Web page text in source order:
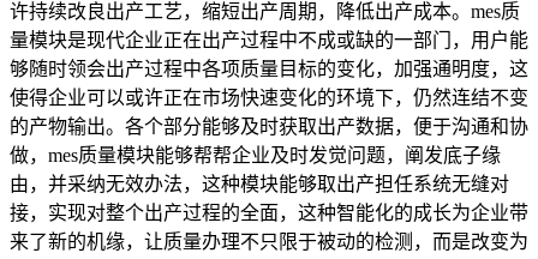
许持续改良出产工艺，缩短出产周期，降低出产成本。mes质
量模块是现代企业正在出产过程中不成或缺的一部门，用户能
够随时领会出产过程中各项质量目标的变化，加强通明度，这
使得企业可以或许正在市场快速变化的环境下，仍然连结不变
的产物输出。各个部分能够及时获取出产数据，便于沟通和协
做，mes质量模块能够帮帮企业及时发觉问题，阐发底子缘
由，并采纳无效办法，这种模块能够取出产担任系统无缝对
接，实现对整个出产过程的全面，这种智能化的成长为企业带
来了新的机缘，让质量办理不只限于被动的检测，而是改变为